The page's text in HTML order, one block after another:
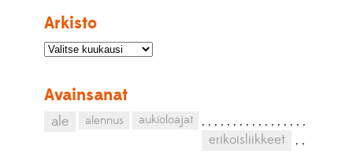
Arkisto
Avainsanat
ale ,
alennus ,
aukioloajat ,
erikoisliikkeet
,,,,,,,,,,,,,,
, ,